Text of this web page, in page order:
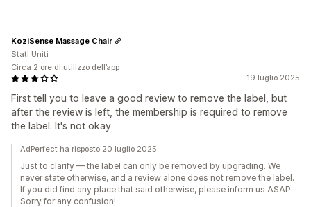
19 luglio 2025
First tell you to leave a good review to remove the label, but
after the review is left, the membership is required to remove
the label. It's not okay
KoziSense Massage Chair
Stati Uniti
Circa 2 ore di utilizzo dell’app
AdPerfect ha risposto 20 luglio 2025
Just to clarify — the label can only be removed by upgrading. We
never state otherwise, and a review alone does not remove the label.
If you did find any place that said otherwise, please inform us ASAP.
Sorry for any confusion!